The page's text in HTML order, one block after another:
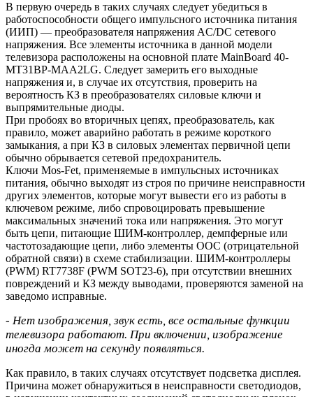
В первую очередь в таких случаях следует убедиться в
работоспособности общего импульсного источника питания
(ИИП) — преобразователя напряжения AC/DC сетевого
напряжения. Все элементы источника в данной модели
телевизора расположены на основной плате MainBoard 40-
MT31BP-MAA2LG. Следует замерить его выходные
напряжения и, в случае их отсутствия, проверить на
вероятность КЗ в преобразователях силовые ключи и
выпрямительные диоды.
При пробоях во вторичных цепях, преобразователь, как
правило, может аварийно работать в режиме короткого
замыкания, а при КЗ в силовых элементах первичной цепи
обычно обрывается сетевой предохранитель.
Ключи Mos-Fet, применяемые в импульсных источниках
питания, обычно выходят из строя по причине неисправности
других элементов, которые могут вывести его из работы в
ключевом режиме, либо спровоцировать превышение
максимальных значений тока или напряжения. Это могут
быть цепи, питающие ШИМ-контроллер, демпферные или
частотозадающие цепи, либо элементы ООС (отрицательной
обратной связи) в схеме стабилизации. ШИМ-контроллеры
(PWM) RT7738F (PWM SOT23-6), при отсутствии внешних
повреждений и КЗ между выводами, проверяются заменой на
заведомо исправные.
- Нет изображения, звук есть, все остальные функции
телевизора работают. При включении, изображение
иногда может на секунду появляться.
Как правило, в таких случаях отсутствует подсветка дисплея.
Причина может обнаружиться в неисправности светодиодов,